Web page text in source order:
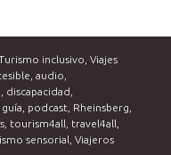
inclusivo ,Viajes
,audio
discapacidad
podcast Rheinsberg
tourism4all travel4all
sensorial ,Viajeros